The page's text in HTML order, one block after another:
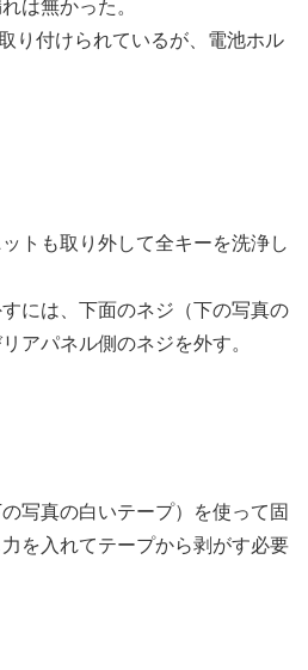
は無かった。
り付けられているが、電池ホル
トも取り外して全キーを洗浄し
には、下面のネジ（下の写真の
アパネル側のネジを外す。
写真の白いテープ）を使って固
を入れてテープから剥がす必要